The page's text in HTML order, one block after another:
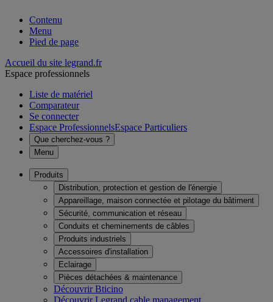
Contenu
Menu
Pied de page
Accueil du site legrand.fr
Espace professionnels
Liste de matériel
Comparateur
Se connecter
Espace ProfessionnelsEspace Particuliers
Que cherchez-vous ?
Menu
Produits
Distribution, protection et gestion de l'énergie
Appareillage, maison connectée et pilotage du bâtiment
Sécurité, communication et réseau
Conduits et cheminements de câbles
Produits industriels
Accessoires d'installation
Eclairage
Pièces détachées & maintenance
Découvrir Bticino
Découvrir Legrand cable management